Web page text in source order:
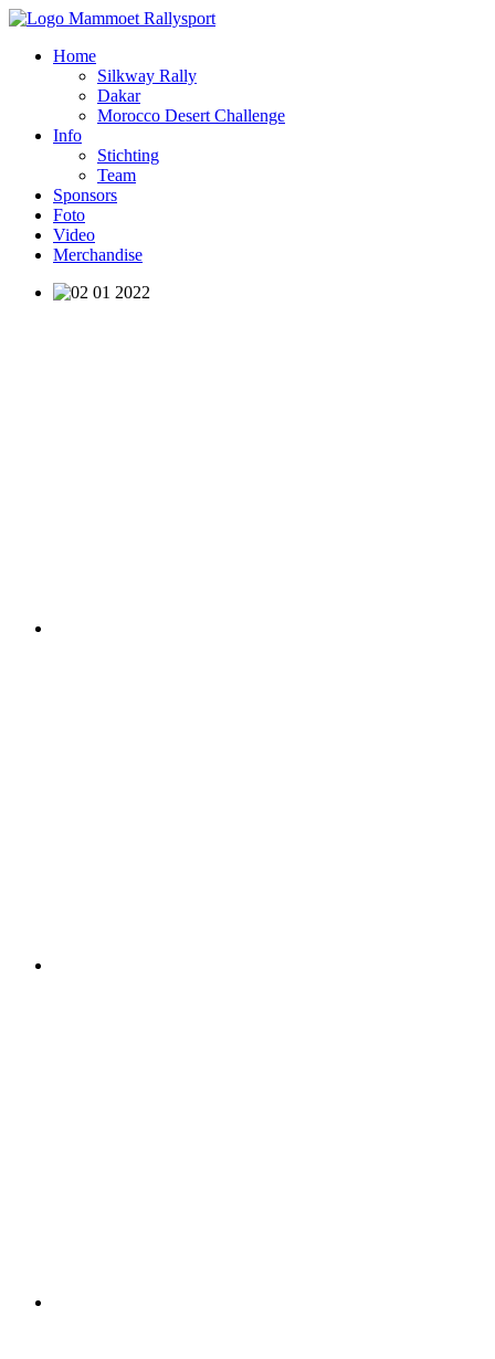
Home
Silkway Rally
Dakar
Morocco Desert Challenge
Info
Stichting
Team
Sponsors
Foto
Video
Merchandise